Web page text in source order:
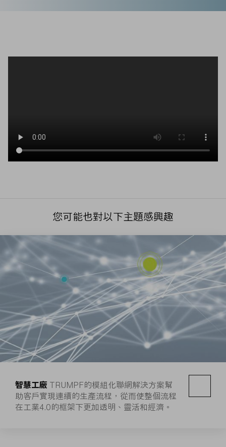
您可能也對以下主題感興趣
智慧工廠 TRUMPF的模組化聯網解決方案幫
助客戶實現連續的生產流程，從而使整個流程
在工業4.0的框架下更加透明、靈活和經濟。